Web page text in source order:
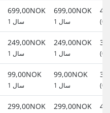
699,00NOK
1 سال
699,00NOK
1 سال
249,00NOK
1 سال
249,00NOK
1 سال
99,00NOK
1 سال
99,00NOK
1 سال
299,00NOK 299,00NOK